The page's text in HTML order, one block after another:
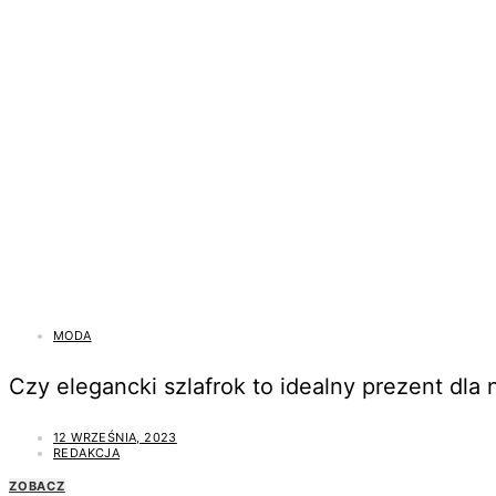
MODA
Czy elegancki szlafrok to idealny prezent dla
12 WRZEŚNIA, 2023
REDAKCJA
ZOBACZ